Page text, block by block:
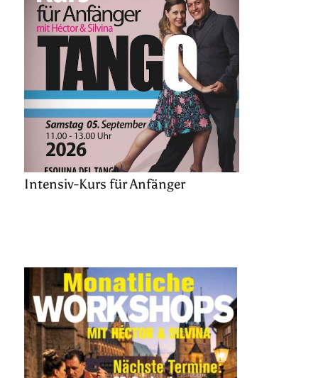
Intensiv-Kurs für Anfänger